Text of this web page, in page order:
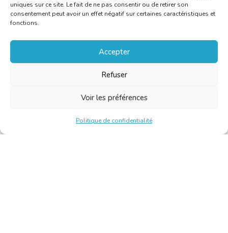
uniques sur ce site. Le fait de ne pas consentir ou de retirer son
consentement peut avoir un effet négatif sur certaines caractéristiques et
fonctions.
Accepter
Refuser
Voir les préférences
Politique de confidentialité